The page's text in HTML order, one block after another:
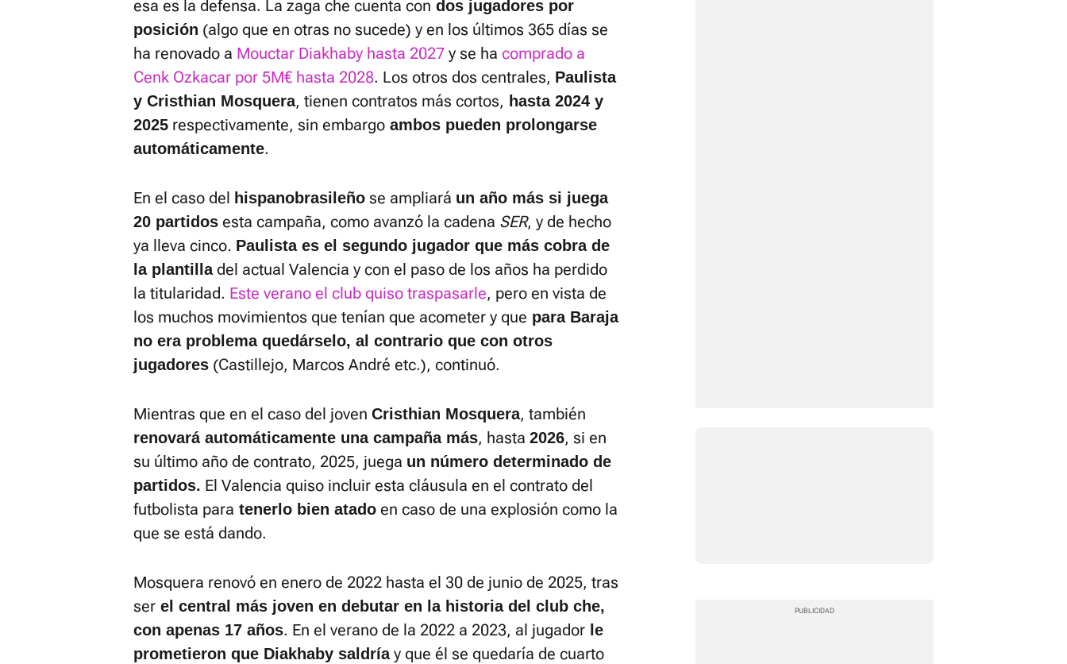
esa es la defensa. La zaga che cuenta con dos jugadores por
posición (algo que en otras no sucede) y en los últimos 365 días se
ha renovado a Mouctar Diakhaby hasta 2027 y se ha comprado a
Cenk Ozkacar por 5M€ hasta 2028. Los otros dos centrales, Paulista
y Cristhian Mosquera, tienen contratos más cortos, hasta 2024 y
2025 respectivamente, sin embargo ambos pueden prolongarse
automáticamente.
En el caso del hispanobrasileño se ampliará un año más si juega
20 partidos esta campaña, como avanzó la cadena SER, y de hecho
ya lleva cinco. Paulista es el segundo jugador que más cobra de
la plantilladel actual Valencia y con el paso de los años ha perdido
la titularidad. Este verano el club quiso traspasarle, pero en vista de
los muchos movimientos que tenían que acometer y que para Baraja
no era problema quedárselo, al contrario que con otros
jugadores (Castillejo, Marcos André etc.), continuó.
Mientras que en el caso del joven Cristhian Mosquera, también
renovará automáticamente una campaña más, hasta 2026, si en
su último año de contrato, 2025, juega un número determinado de
partidos. El Valencia quiso incluir esta cláusula en el contrato del
futbolista para tenerlo bien atado en caso de una explosión como la
que se está dando.
Mosquera renovó en enero de 2022 hasta el 30 de junio de 2025, tras
ser el central más joven en debutar en la historia del club che,
con apenas 17 años. En el verano de la 2022 a 2023, al jugador le
prometieron que Diakhaby saldríay que él se quedaría de cuarto